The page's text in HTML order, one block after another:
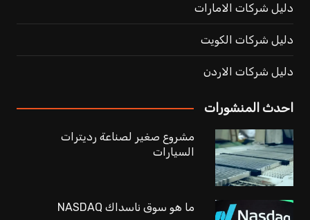
دليل شركات الامارات
دليل شركات الكويت
دليل شركات الاردن
احدث المنشورات
مشروع صغير لصناعة رديترات
السيارات
ما هو سوق ناسداك NASDAQ